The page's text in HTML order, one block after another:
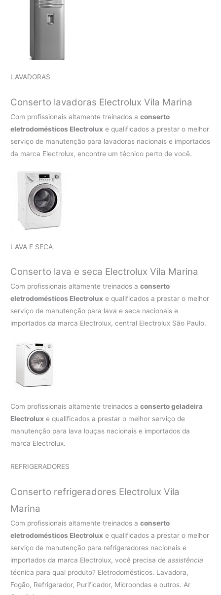
LAVADORAS
Conserto lavadoras ElectroluxVila Marina
Com profissionais altamente treinados aconserto
eletrodomésticos Electrolux e qualificados a prestar o melhor
serviço de manutenção para lavadoras nacionais e importados
da marca Electrolux, encontre um técnico perto de você.
LAVA E SECA
Conserto lava e seca ElectroluxVila Marina
Com profissionais altamente treinados aconserto
eletrodomésticos Electrolux e qualificados a prestar o melhor
serviço de manutenção para lava e seca nacionais e
importados da marca Electrolux, central Electrolux São Paulo.
Com profissionais altamente treinados aconserto geladeira
Electrolux e qualificados a prestar o melhor serviço de
manutenção para lava louças nacionais e importados da
marca Electrolux.
REFRIGERADORES
Conserto refrigeradores Electrolux Vila
Marina
Com profissionais altamente treinados aconserto
eletrodomésticos Electrolux e qualificados a prestar o melhor
serviço de manutenção para refrigeradores nacionais e
importados da marca Electrolux, você precisa deassistência
técnica para qual produto? Eletrodomésticos. Lavadora,
Fogão, Refrigerador, Purificador, Microondas e outros. Ar